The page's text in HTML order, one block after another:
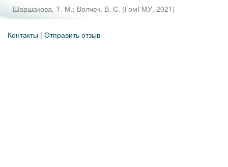
Шаршакова, Т. М.; Волчек, В. С. (ГомГМУ, 2021)
Контакты | Отправить отзыв